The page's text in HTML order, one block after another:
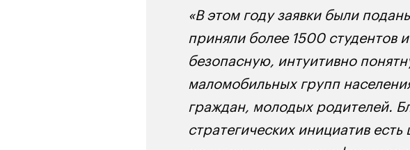
«В этом году заявки были
приняли более 1500 студентов
безопасную, интуитивно
маломобильных групп
граждан, молодых родителей.
стратегических инициатив